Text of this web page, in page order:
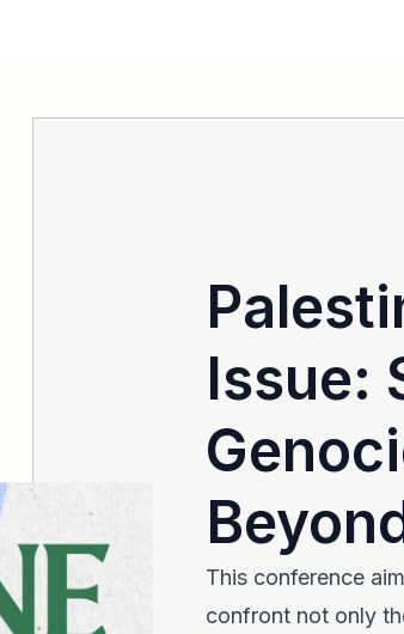
Issue:
This conference
confront not only